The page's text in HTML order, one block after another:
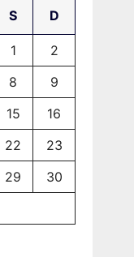
S D
1
2
8
9
15
16
22
23
29
30